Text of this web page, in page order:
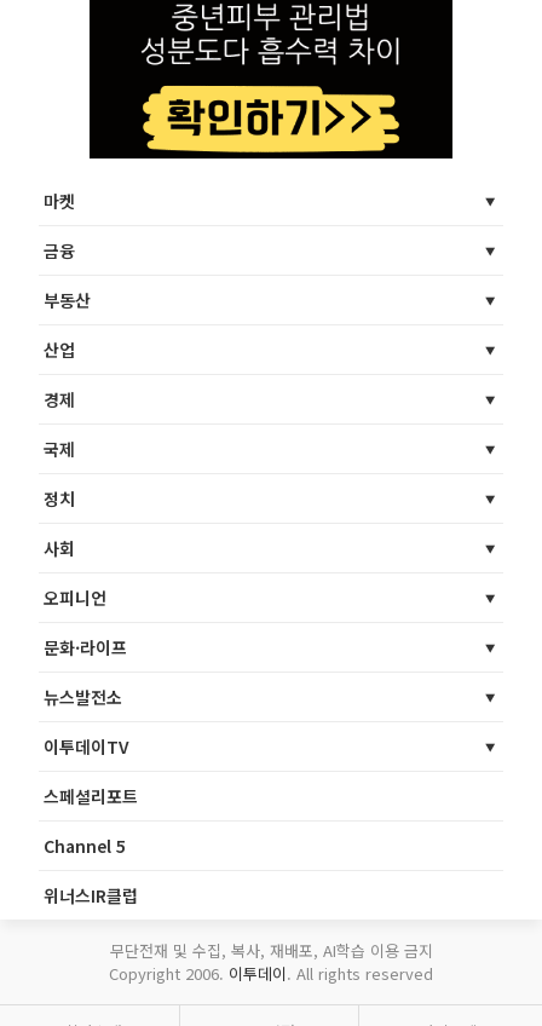
마켓
금융
부동산
산업
경제
국제
정치
사회
오피니언
문화·라이프
뉴스발전소
이투데이TV
스페셜리포트
Channel 5
위너스IR클럽
무단전재 및 수집, 복사, 재배포, AI학습 이용 금지
Copyright 2006. 이투데이. All rights reserved